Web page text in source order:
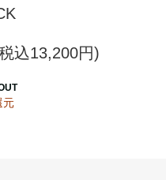
込13,200円)
元